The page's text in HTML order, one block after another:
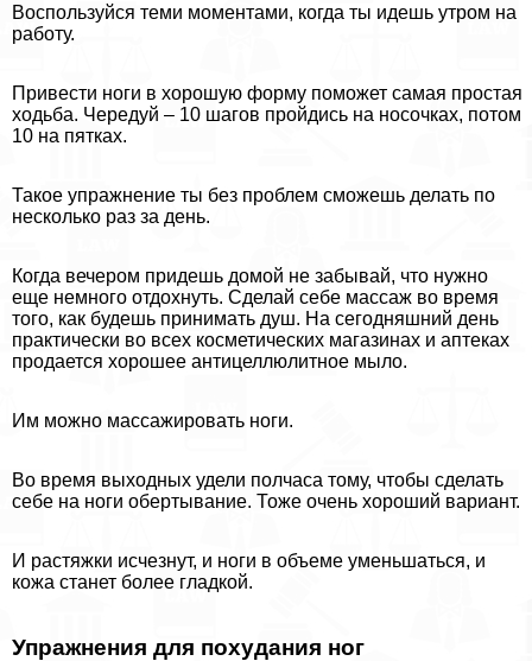
Воспользуйся теми моментами, когда ты идешь утром на
работу.
Привести ноги в хорошую форму поможет самая простая
ходьба. Чередуй – 10 шагов пройдись на носочках, потом
10 на пятках.
Такое упражнение ты без проблем сможешь делать по
несколько раз за день.
Когда вечером придешь домой не забывай, что нужно
еще немного отдохнуть. Сделай себе массаж во время
того, как будешь принимать душ. На сегодняшний день
пpaктически во всех косметических магазинах и аптеках
продается хорошее антицеллюлитное мыло.
Им можно массажировать ноги.
Во время выходных удели полчаса тому, чтобы сделать
себе на ноги обертывание. Тоже очень хороший вариант.
И растяжки исчезнут, и ноги в объеме уменьшаться, и
кожа станет более гладкой.
Упражнения для похудания ног